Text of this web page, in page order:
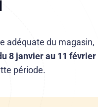
adéquate du magasin,
8 janvier au 11 février
période.